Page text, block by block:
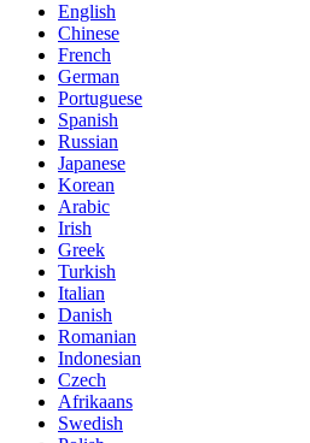
English
Chinese
French
German
Portuguese
Spanish
Russian
Japanese
Korean
Arabic
Irish
Greek
Turkish
Italian
Danish
Romanian
Indonesian
Czech
Afrikaans
Swedish